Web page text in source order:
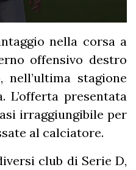
nella corsa a
offensivo destro
nell’ultima stagione
L’offerta presentata
irraggiungibile per
al calciatore.
club di Serie D,